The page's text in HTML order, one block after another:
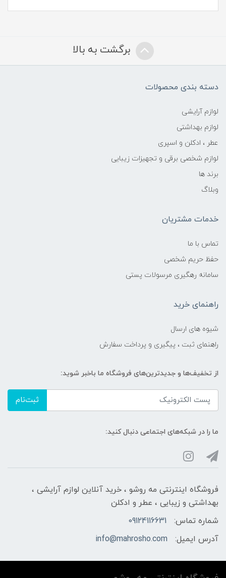
برگشت به بالا
دسته بندی محصولات
لوازم آرایشی
لوازم بهداشتی
عطر ، ادکلن و اسپری
لوازم شخصی برقی و تجهیزات زیبایی
برند ها
وبلاگ
خدمات مشتریان
تماس با ما
حفظ حریم شخصی
سامانه رهگیری مرسولات پستی
راهنمای خرید
شیوه های ارسال
راهنمای ثبت ، پیگیری و پرداخت سفارش
از تخفیف‌ها و جدیدترین‌های فروشگاه ما باخبر شوید:
ثبت‌نام
ما را در شبکه‌های اجتماعی دنبال کنید:
فروشگاه اینترنتی مه‌ رو‌شو ، خرید آنلاین لوازم آرایشی ،
بهداشتی و زیبایی ، عطر و ادکلن
شماره تماس:
09124116631
آدرس ایمیل:
info@mahrosho.com